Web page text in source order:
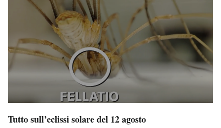
Tutto sull’eclissi solare del 12 agosto